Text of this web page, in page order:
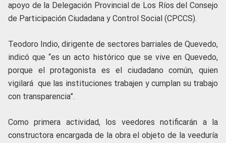
apoyo de la Delegación Provincial de Los Ríos del Consejo
de Participación Ciudadana y Control Social (CPCCS).
Teodoro Indio, dirigente de sectores barriales de Quevedo,
indicó que “es un acto histórico que se vive en Quevedo,
porque el protagonista es el ciudadano común, quien
vigilará que las instituciones trabajen y cumplan su trabajo
con transparencia”.
Como primera actividad, los veedores notificarán a la
constructora encargada de la obra el objeto de la veeduría